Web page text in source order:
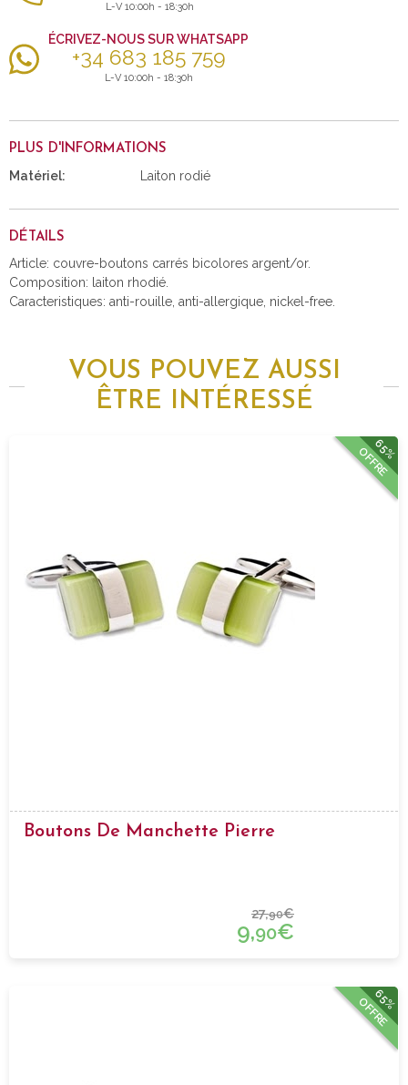
L-V 10:00h - 18:30h
ÉCRIVEZ-NOUS SUR WHATSAPP
+34 683 185 759
L-V 10:00h - 18:30h
PLUS D'INFORMATIONS
Matériel: Laiton rodié
DÉTAILS
Article: couvre-boutons carrés bicolores argent/or.
Composition: laiton rhodié.
Caracteristiques: anti-rouille, anti-allergique, nickel-free.
VOUS POUVEZ AUSSI
ÊTRE INTÉRESSÉ
65%
OFFRE
Boutons De Manchette Pierre
27,90€
9,90€
65%
OFFRE